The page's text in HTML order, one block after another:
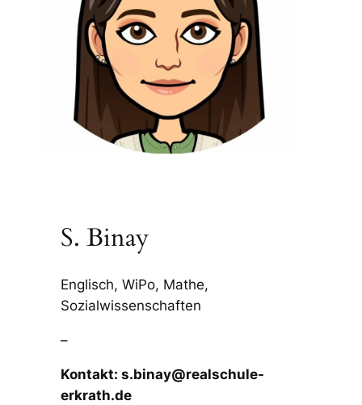
S. Binay
Englisch, WiPo, Mathe,
Sozialwissenschaften
–
Kontakt: s.binay@realschule-
erkrath.de